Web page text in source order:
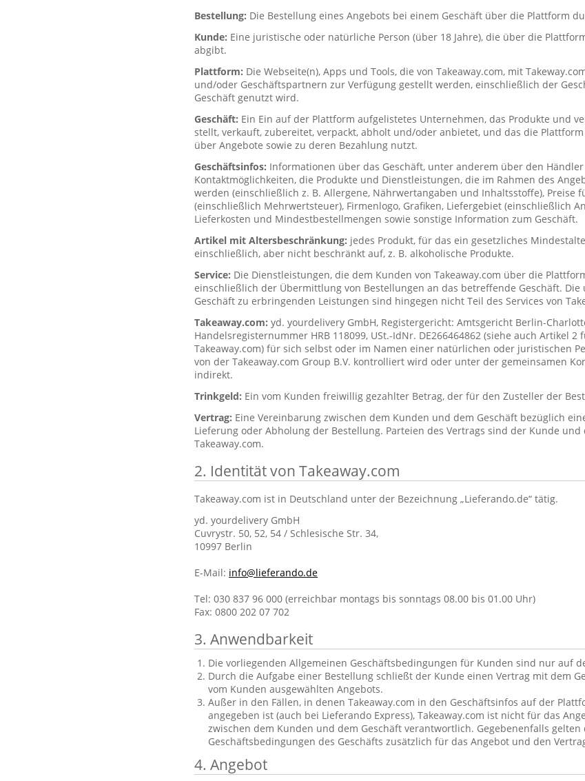
Bestellung: Die Bestellung eines Angebots bei einem Geschäft über die Plattform
Kunde: Eine juristische oder natürliche Person (über 18 Jahre), die über die
abgibt.
Plattform: Die Webseite(n), Apps und Tools, die von Takeaway.com, mit
und/oder Geschäftspartnern zur Verfügung gestellt werden, einschließlich der
Geschäft genutzt wird.
Geschäft: Ein Ein auf der Plattform aufgelistetes Unternehmen, das Produkte und
stellt, verkauft, zubereitet, verpackt, abholt und/oder anbietet, und das die
über Angebote sowie zu deren Bezahlung nutzt.
Geschäftsinfos: Informationen über das Geschäft, unter anderem über den
Kontaktmöglichkeiten, die Produkte und Dienstleistungen, die im Rahmen des
werden (einschließlich z. B. Allergene, Nährwertangaben und Inhaltsstoffe), Preise
(einschließlich Mehrwertsteuer), Firmenlogo, Grafiken, Liefergebiet (einschließlich
Lieferkosten und Mindestbestellmengen sowie sonstige Information zum Geschäft.
Artikel mit Altersbeschränkung: jedes Produkt, für das ein gesetzliches
einschließlich, aber nicht beschränkt auf, z. B. alkoholische Produkte.
Service: Die Dienstleistungen, die dem Kunden von Takeaway.com über die
einschließlich der Übermittlung von Bestellungen an das betreffende Geschäft. Die
Geschäft zu erbringenden Leistungen sind hingegen nicht Teil des Services von
Takeaway.com: yd. yourdelivery GmbH, Registergericht: Amtsgericht Berlin-
Handelsregisternummer HRB 118099, USt.-IdNr. DE266464862 (siehe auch Artikel
Takeaway.com) für sich selbst oder im Namen einer natürlichen oder juristischen
von der Takeaway.com Group B.V. kontrolliert wird oder unter der gemeinsamen
indirekt.
Trinkgeld: Ein vom Kunden freiwillig gezahlter Betrag, der für den Zusteller der
Vertrag: Eine Vereinbarung zwischen dem Kunden und dem Geschäft bezüglich
Lieferung oder Abholung der Bestellung. Parteien des Vertrags sind der Kunde und
Takeaway.com.
2. Identität von Takeaway.com
Takeaway.com ist in Deutschland unter der Bezeichnung „Lieferando.de“ tätig.
yd. yourdelivery GmbH
Cuvrystr. 50, 52, 54 / Schlesische Str. 34,
10997 Berlin
E-Mail: info@lieferando.de
Tel: 030 837 96 000 (erreichbar montags bis sonntags 08.00 bis 01.00 Uhr)
Fax: 0800 202 07 702
3. Anwendbarkeit
Die vorliegenden Allgemeinen Geschäftsbedingungen für Kunden sind nur auf
Durch die Aufgabe einer Bestellung schließt der Kunde einen Vertrag mit dem
vom Kunden ausgewählten Angebots.
Außer in den Fällen, in denen Takeaway.com in den Geschäftsinfos auf der
angegeben ist (auch bei Lieferando Express), Takeaway.com ist nicht für das
zwischen dem Kunden und dem Geschäft verantwortlich. Gegebenenfalls gelten
Geschäftsbedingungen des Geschäfts zusätzlich für das Angebot und den
4. Angebot